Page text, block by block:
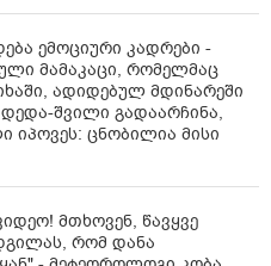
ემოციური კადრები -
მამაკაცი, რომელმაც
ადიდებულ მდინარეში
შვილი გადაარჩინა,
იპოვეს: ცნობილია მისი
მთხოვენ, წავყვე
რომ დანა